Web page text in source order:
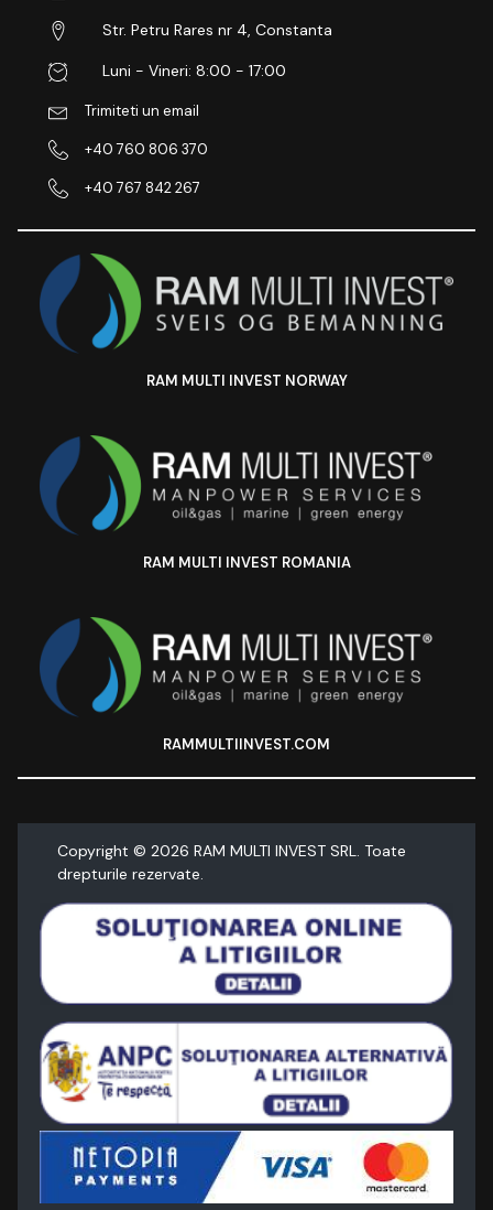
Str. Petru Rares nr 4, Constanta
Luni - Vineri: 8:00 - 17:00
Trimiteti un email
+40 760 806 370
+40 767 842 267
RAM MULTI INVEST NORWAY
RAM MULTI INVEST ROMANIA
RAMMULTIINVEST.COM
Copyright © 2026 RAM MULTI INVEST SRL. Toate
drepturile rezervate.